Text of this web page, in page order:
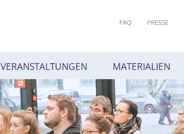
FAQ PRESSE
VERANSTALTUNGEN MATERIALIEN